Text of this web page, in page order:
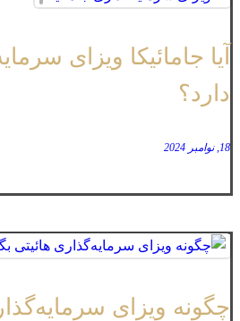
آیا جامائیکا ویزای
دارد؟
18, نوامبر 2024
چگونه ویزای